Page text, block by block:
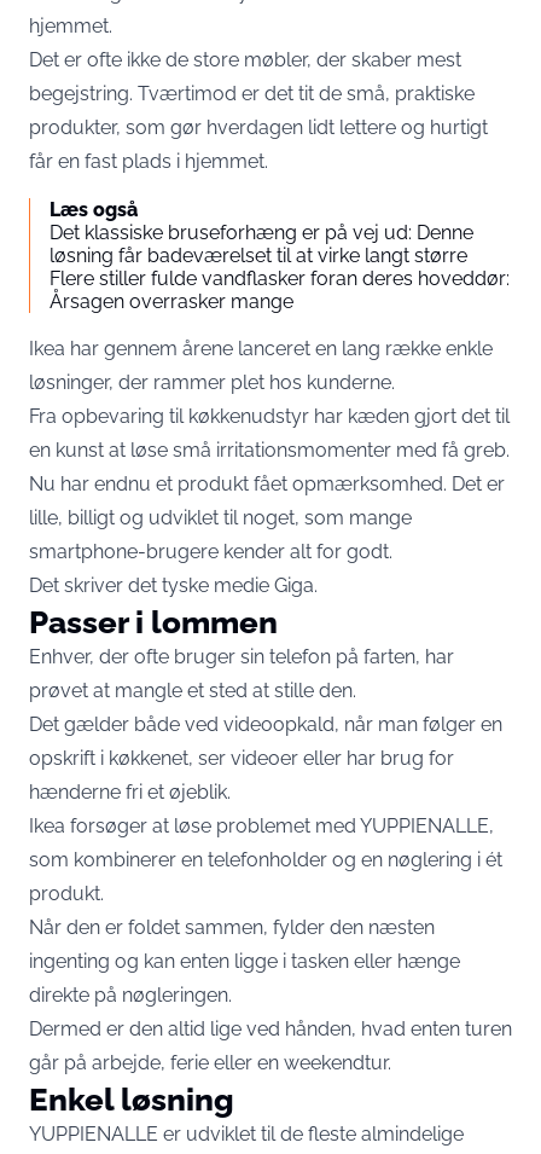
hjemmet.
Det er ofte ikke de store møbler, der skaber mest
begejstring. Tværtimod er det tit de små, praktiske
produkter, som gør hverdagen lidt lettere og hurtigt
får en fast plads i hjemmet.
Læs også
Det klassiske bruseforhæng er på vej ud: Denne
løsning får badeværelset til at virke langt større
Flere stiller fulde vandflasker foran deres hoveddør:
Årsagen overrasker mange
Ikea har gennem årene lanceret en lang række enkle
løsninger, der rammer plet hos kunderne.
Fra opbevaring til køkkenudstyr har kæden gjort det til
en kunst at løse små irritationsmomenter med få greb.
Nu har endnu et produkt fået opmærksomhed. Det er
lille, billigt og udviklet til noget, som mange
smartphone-brugere kender alt for godt.
Det skriver det tyske medie Giga.
Passer i lommen
Enhver, der ofte bruger sin telefon på farten, har
prøvet at mangle et sted at stille den.
Det gælder både ved videoopkald, når man følger en
opskrift i køkkenet, ser videoer eller har brug for
hænderne fri et øjeblik.
Ikea forsøger at løse problemet med YUPPIENALLE,
som kombinerer en telefonholder og en nøglering i ét
produkt.
Når den er foldet sammen, fylder den næsten
ingenting og kan enten ligge i tasken eller hænge
direkte på nøgleringen.
Dermed er den altid lige ved hånden, hvad enten turen
går på arbejde, ferie eller en weekendtur.
Enkel løsning
YUPPIENALLE er udviklet til de fleste almindelige